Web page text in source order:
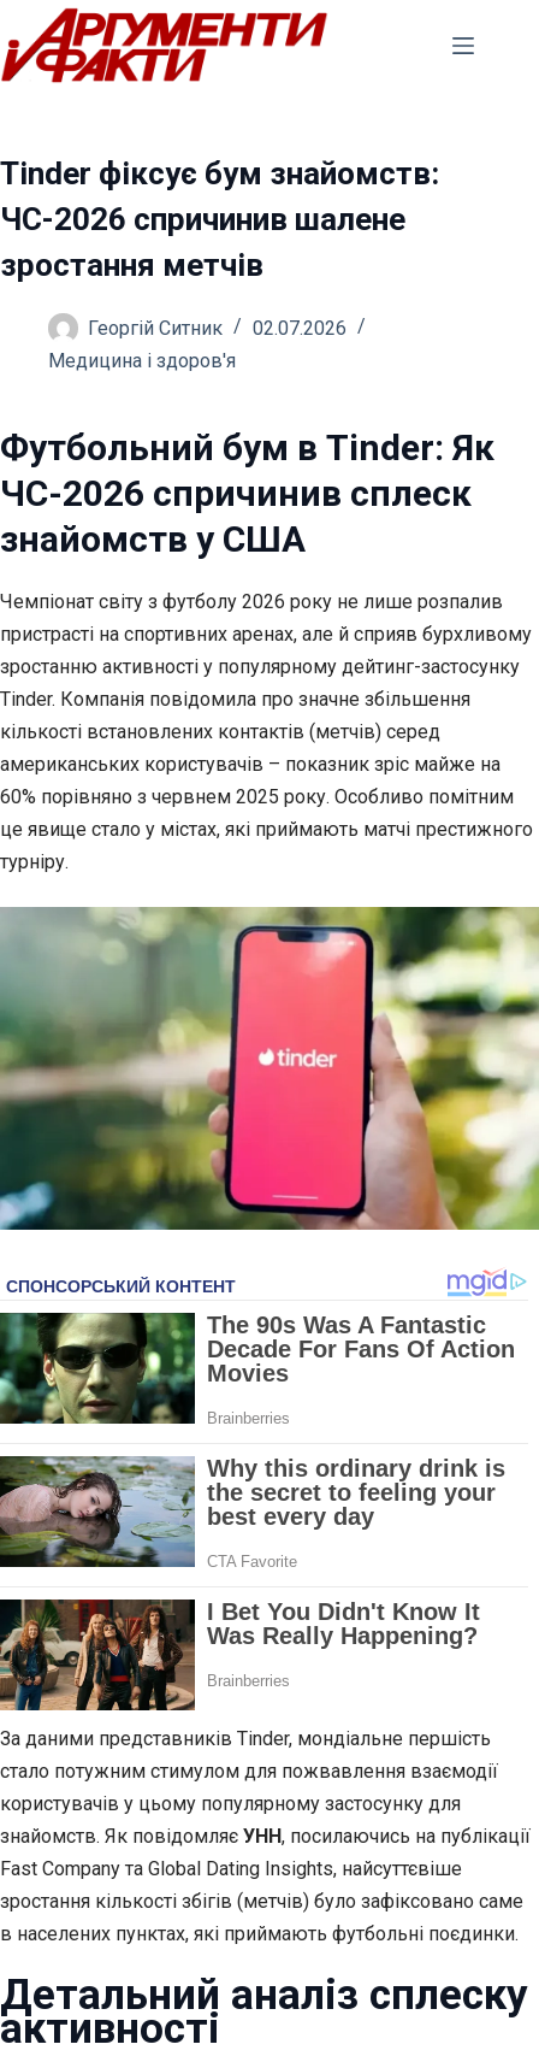
Перейти
до
вмісту
Tinder фіксує бум знайомств:
ЧС-2026 спричинив шалене
зростання метчів
Георгій Ситник
02.07.2026
Медицина і здоров'я
Футбольний бум в Tinder: Як
ЧС-2026 спричинив сплеск
знайомств у США
Чемпіонат світу з футболу 2026 року не лише розпалив
пристрасті на спортивних аренах, але й сприяв бурхливому
зростанню активності у популярному дейтинг-застосунку
Tinder. Компанія повідомила про значне збільшення
кількості встановлених контактів (метчів) серед
американських користувачів – показник зріс майже на
60% порівняно з червнем 2025 року. Особливо помітним
це явище стало у містах, які приймають матчі престижного
турніру.
За даними представників Tinder, мондіальне першість
стало потужним стимулом для пожвавлення взаємодії
користувачів у цьому популярному застосунку для
знайомств. Як повідомляє УНН, посилаючись на публікації
Fast Company та Global Dating Insights, найсуттєвіше
зростання кількості збігів (метчів) було зафіксовано саме
в населених пунктах, які приймають футбольні поєдинки.
Детальний аналіз сплеску
активності